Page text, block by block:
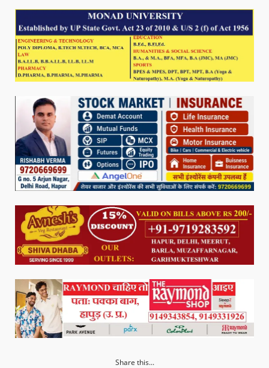
Share this...